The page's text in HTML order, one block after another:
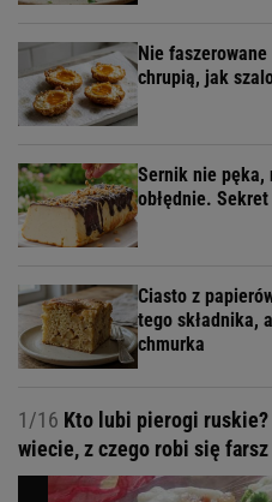
Nie
chrupią, jak
Sernik nie pęka,
obłędnie.
Ciasto z
tego składnika,
chmurka
1/16 Kto lubi pierogi ruskie?
wiecie, z czego robi się